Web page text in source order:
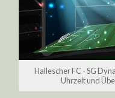
Hallescher FC - SG
Uhrzeit und